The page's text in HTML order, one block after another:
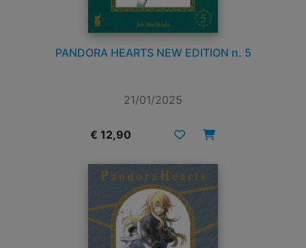
PANDORA HEARTS NEW EDITION n. 5
21/01/2025
€ 12,90